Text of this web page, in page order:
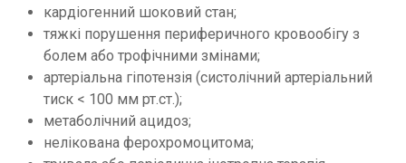
кардіогенний шоковий стан;
тяжкі порушення периферичного кровообігу з
болем або трофічними змінами;
артеріальна гіпотензія (систолічний артеріальний
тиск < 100 мм рт.ст.);
метаболічний ацидоз;
нелікована ферохромоцитома;